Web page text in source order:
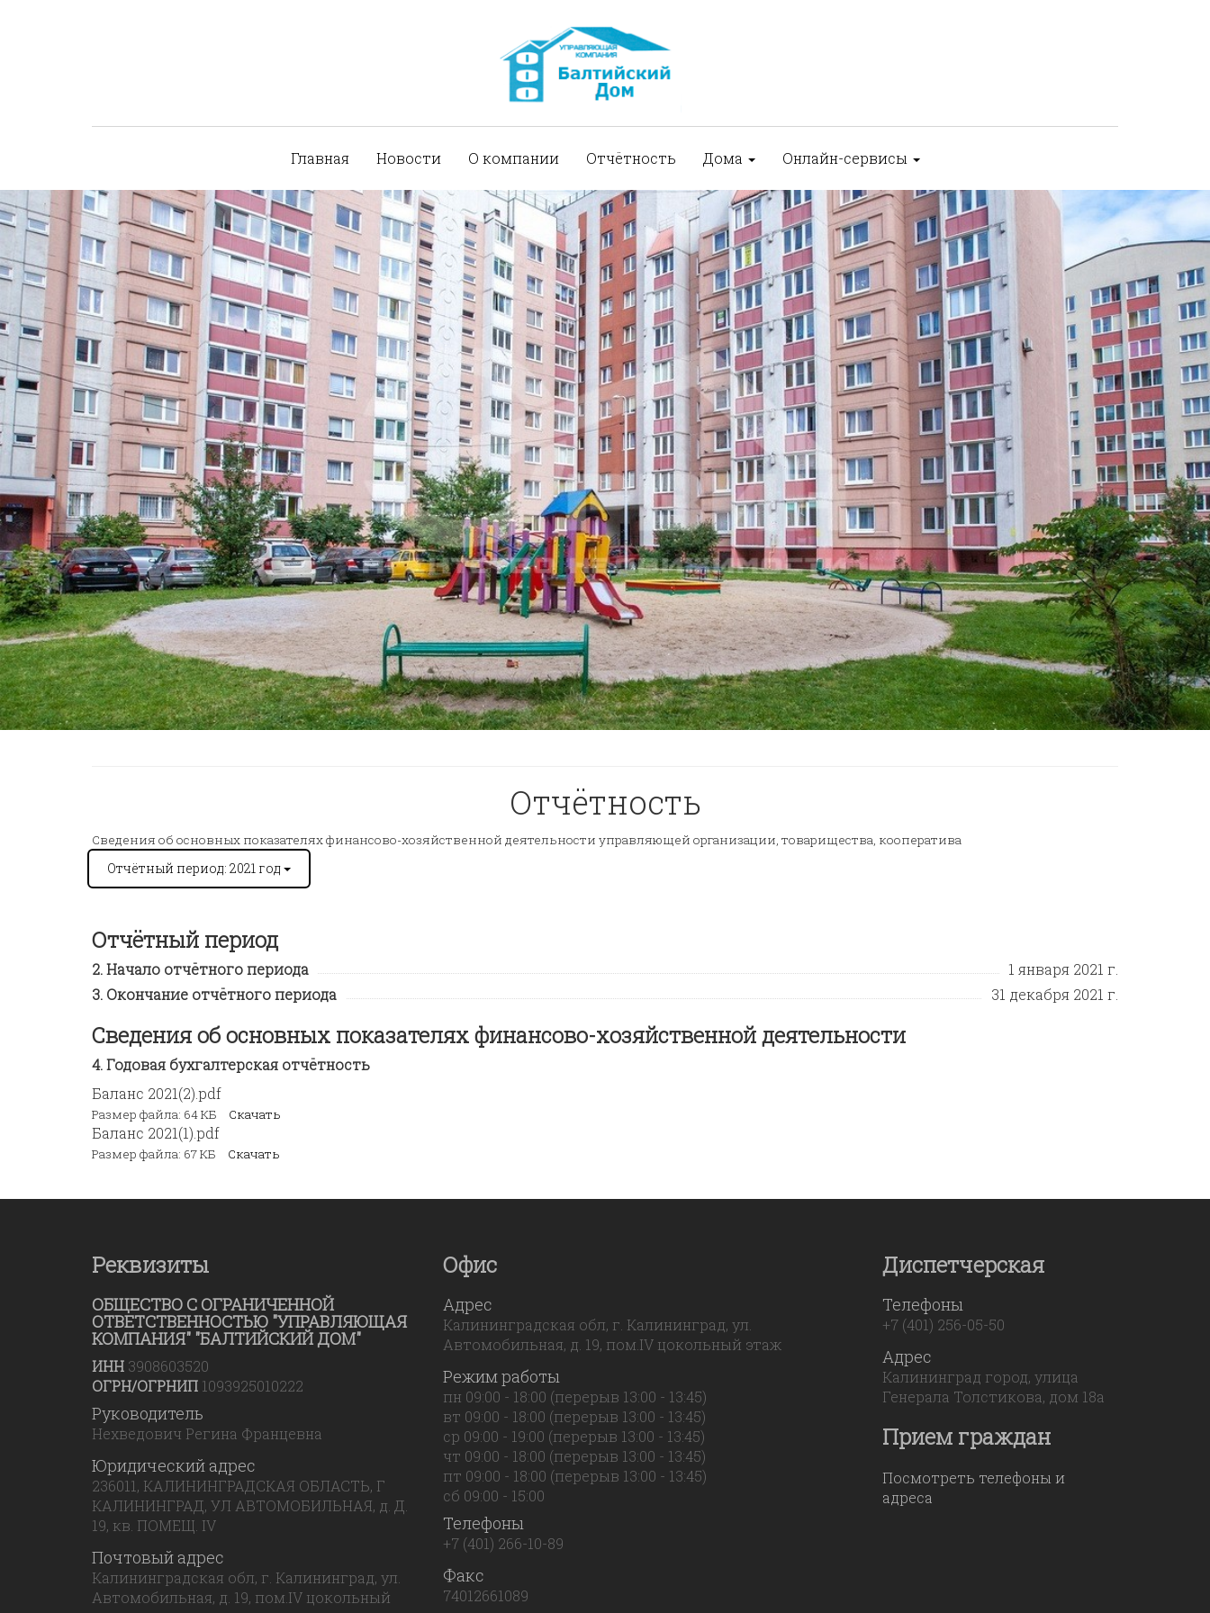
Главная Новости О компании Отчётность Дома Онлайн-сервисы
Отчётность
Сведения об основных показателях финансово-хозяйственной деятельности управляющей организации, товарищества, кооператива
Отчётный период: 2021 год
Отчётный период
Начало отчётного периода
1 января 2021 г.
Окончание отчётного периода
31 декабря 2021 г.
Сведения об основных показателях финансово-хозяйственной деятельности
Годовая бухгалтерская отчётность
Баланс 2021(2).pdf
Размер файла: 64 КБ Скачать
Баланс 2021(1).pdf
Размер файла: 67 КБ Скачать
Реквизиты
ОБЩЕСТВО С ОГРАНИЧЕННОЙ
ОТВЕТСТВЕННОСТЬЮ "УПРАВЛЯЮЩАЯ
КОМПАНИЯ" "БАЛТИЙСКИЙ ДОМ"
ИНН 3908603520
ОГРН/ОГРНИП 1093925010222
Руководитель
Нехведович Регина Францевна
Юридический адрес
236011, КАЛИНИНГРАДСКАЯ ОБЛАСТЬ, Г
КАЛИНИНГРАД, УЛ АВТОМОБИЛЬНАЯ, д. Д.
19, кв. ПОМЕЩ. IV
Почтовый адрес
Калининградская обл, г. Калининград, ул.
Автомобильная, д. 19, пом.IV цокольный
Офис
Адрес
Калининградская обл, г. Калининград, ул.
Автомобильная, д. 19, пом.IV цокольный этаж
Режим работы
пн 09:00 - 18:00 (перерыв 13:00 - 13:45)
вт 09:00 - 18:00 (перерыв 13:00 - 13:45)
ср 09:00 - 19:00 (перерыв 13:00 - 13:45)
чт 09:00 - 18:00 (перерыв 13:00 - 13:45)
пт 09:00 - 18:00 (перерыв 13:00 - 13:45)
сб 09:00 - 15:00
Телефоны
+7 (401) 266-10-89
Факс
74012661089
Диспетчерская
Телефоны
+7 (401) 256-05-50
Адрес
Калининград город, улица
Генерала Толстикова, дом 18а
Прием граждан
Посмотреть телефоны и
адреса